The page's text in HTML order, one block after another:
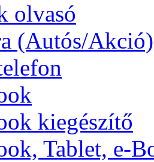
olvasó
(Autós/Akció)
kiegészítő
Tablet, e-